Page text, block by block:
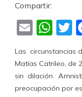
Compartir:
Email
Las circunstancias
Matías Catrileo,
sin dilación.
preocupación por